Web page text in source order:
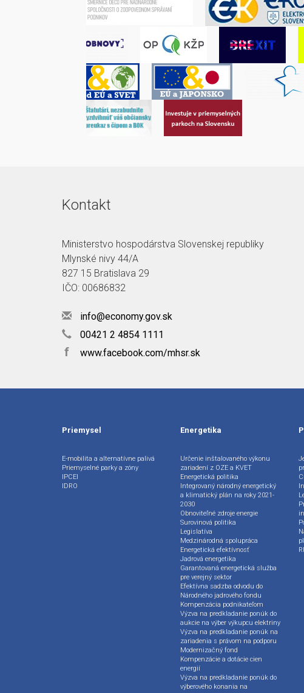
Kontakt
Ministerstvo hospodárstva Slovenskej republiky
Mlynské nivy 44/A
827 15 Bratislava 29
IČO: 00686832
info@economy.gov.sk
00421 2 4854 1111
f www.facebook.com/mhsr.sk
Priemysel
E-mobilita a alternatívne palivá
Priemyselné parky a zóny
IPCEI
IDRO
Energetika
Určenie inštalovaného výkonu
zariadení z OZE a KVET
Energetická politika
Integrovaný národný energetický
a klimatický plán na roky 2021-
2030
Obnoviteľné zdroje energie
Surovinová politika
Legislatíva
Medzinárodná spolupráca
Energetická efektívnosť
Jadrová energetika
Garantovaná energetická služba
pre verejný sektor
Efektívna sadzba odvodu do
Národného jadrového fondu
Kompenzácia podnikateľom
Výzva na predkladanie ponúk do
aukcie na výber výkupcu elektriny
Výzva na predkladanie ponúk na
zariadenia s právom na podporu
Modernizačný fond
Kompenzácie a dotácie cien
energií
Výzva na predkladanie ponúk do
výberového konania na